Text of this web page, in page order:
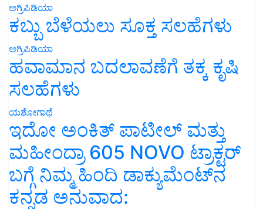
ಅಗ್ರಿಪಿಡಿಯಾ
ಕಬ್ಬು ಬೆಳೆಯಲು ಸೂಕ್ತ ಸಲಹೆಗಳು
ಅಗ್ರಿಪಿಡಿಯಾ
ಹವಾಮಾನ ಬದಲಾವಣೆಗೆ ತಕ್ಕ ಕೃಷಿ
ಸಲಹೆಗಳು
ಯಶೋಗಾಥೆ
ಇದೋ ಅಂಕಿತ್ ಪಾಟೀಲ್ ಮತ್ತು
ಮಹೀಂದ್ರಾ 605 NOVO ಟ್ರಾಕ್ಟರ್
ಬಗ್ಗೆ ನಿಮ್ಮ ಹಿಂದಿ ಡಾಕ್ಯುಮೆಂಟ್‌ನ
ಕನ್ನಡ ಅನುವಾದ: